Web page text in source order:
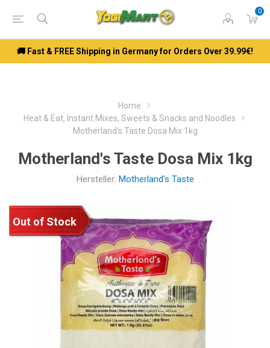
0
🚚 Fast & FREE Shipping in Germany for Orders Over 39.99€!
Home
Heat & Eat, Instant Mixes, Sweets & Snacks and Noodles
Motherland's Taste Dosa Mix 1kg
Motherland's Taste Dosa Mix 1kg
Hersteller: Motherland's Taste
Out of Stock